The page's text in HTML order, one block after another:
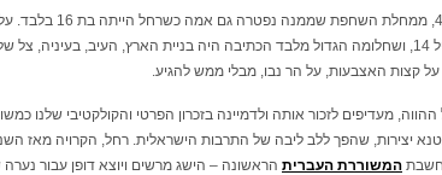
רחל נפטרה צעירה מאוד, בגיל 41, ממחלת השחפת
בגיל 14, ושחלומה הגדול מלבד הכתיבה היה בניית הארץ, העיב, בעיניה, צל
קצות האצבעות, על הר נבו, מבלי ממש להגיע.
מעדיפים לזכור אותה ולדמיינה בזכרון הפרטי והקולקטיבי שלנו
יצירות, שהפך ללב ליבה של התרבות הישראלית. רחל, הקרויה מאז
המשוררת העברית הראשונה – הישג מרשים ויוצא דופן עבור